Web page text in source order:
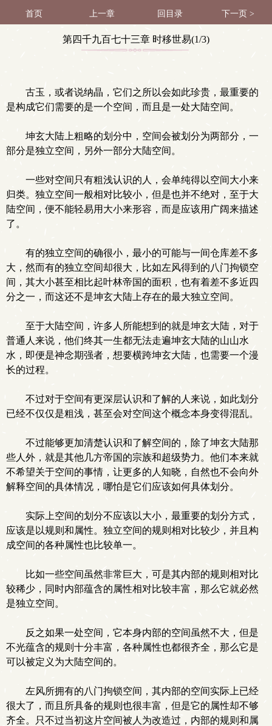
首页 上一章 回目录 下一页 >
第四千九百七十三章 时移世易(1/3)
古玉，或者说纳晶，它们之所以会如此珍贵，最重要的
是构成它们需要的是一个空间，而且是一处大陆空间。
坤玄大陆上粗略的划分中，空间会被划分为两部分，一
部分是独立空间，另外一部分大陆空间。
一些对空间只有粗浅认识的人，会单纯得以空间大小来
归类。独立空间一般相对比较小，但是也并不绝对，至于大
陆空间，便不能轻易用大小来形容，而是应该用广阔来描述
了。
有的独立空间的确很小，最小的可能与一间仓库差不多
大，然而有的独立空间却很大，比如左风得到的八门拘锁空
间，其大小甚至相比起叶林帝国的面积，也有着差不多近四
分之一，而这还不是坤玄大陆上存在的最大独立空间。
至于大陆空间，许多人所能想到的就是坤玄大陆，对于
普通人来说，他们终其一生都无法走遍坤玄大陆的山山水
水，即便是神念期强者，想要横跨坤玄大陆，也需要一个漫
长的过程。
不过对于空间有更深层认识和了解的人来说，如此划分
已经不仅仅是粗浅，甚至会对空间这个概念本身变得混乱。
不过能够更加清楚认识和了解空间的，除了坤玄大陆那
些人外，就是其他几方帝国的宗族和超级势力。他们本来就
不希望关于空间的事情，让更多的人知晓，自然也不会向外
解释空间的具体情况，哪怕是它们应该如何具体划分。
实际上空间的划分不应该以大小，最重要的划分方式，
应该是以规则和属性。独立空间的规则相对比较少，并且构
成空间的各种属性也比较单一。
比如一些空间虽然非常巨大，可是其内部的规则相对比
较稀少，同时内部蕴含的属性相对比较丰富，那么它就必然
是独立空间。
反之如果一处空间，它本身内部的空间虽然不大，但是
不光蕴含的规则十分丰富，各种属性也都很齐全，那么它是
可以被定义为大陆空间的。
左风所拥有的八门拘锁空间，其内部的空间实际上已经
很大了，而且所具备的规则也很丰富，但是它的属性却不够
齐全。只不过当初这片空间被人为改造过，内部的规则和属